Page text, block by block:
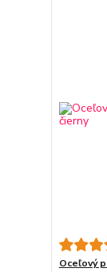
Oceľový